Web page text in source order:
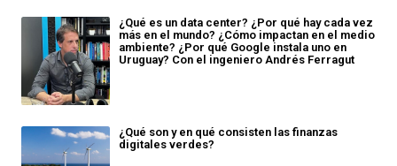
¿Qué es un data center? ¿Por qué hay cada vez
más en el mundo? ¿Cómo impactan en el medio
ambiente? ¿Por qué Google instala uno en
Uruguay? Con el ingeniero Andrés Ferragut
¿Qué son y en qué consisten las finanzas
digitales verdes?